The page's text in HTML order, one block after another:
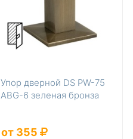
Упор дверной DS PW-75
ABG-6 зеленая бронза
от 355